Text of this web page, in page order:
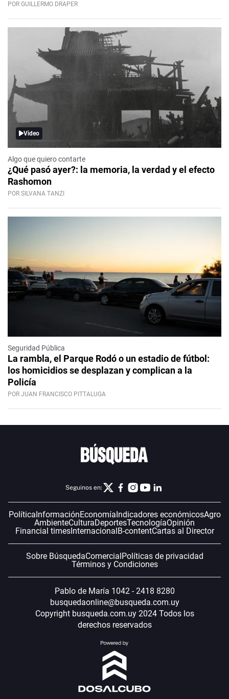
POR GUILLERMO DRAPER
Video
Algo que quiero contarte
¿Qué pasó ayer?: la memoria, la verdad y el efecto
Rashomon
POR SILVANA TANZI
Seguridad Pública
La rambla, el Parque Rodó o un estadio de fútbol:
los homicidios se desplazan y complican a la
Policía
POR JUAN FRANCISCO PITTALUGA
Seguinos en:
Política InformaciónEconomía Indicadores económicosAgro
AmbienteCulturaDeportesTecnologíaOpinión
Financial timesInternacional B-contentCartas al Director
Sobre BúsquedaComercial Políticas de privacidad
Términos y Condiciones
Pablo de María 1042 - 2418 8280
busquedaonline@busqueda.com.uy
Copyright busqueda.com.uy 2024 Todos los
derechos reservados